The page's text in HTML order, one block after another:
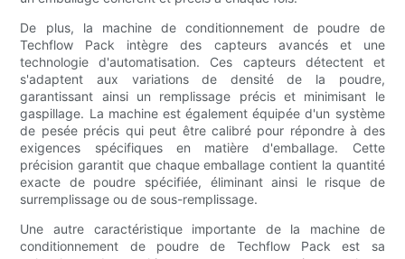
De plus, la machine de conditionnement de poudre de
Techflow Pack intègre des capteurs avancés et une
technologie d'automatisation. Ces capteurs détectent et
s'adaptent aux variations de densité de la poudre,
garantissant ainsi un remplissage précis et minimisant le
gaspillage. La machine est également équipée d'un système
de pesée précis qui peut être calibré pour répondre à des
exigences spécifiques en matière d'emballage. Cette
précision garantit que chaque emballage contient la quantité
exacte de poudre spécifiée, éliminant ainsi le risque de
surremplissage ou de sous-remplissage.
Une autre caractéristique importante de la machine de
conditionnement de poudre de Techflow Pack est sa